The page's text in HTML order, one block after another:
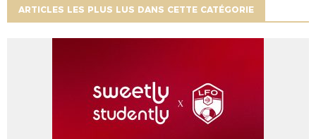
ARTICLES LES PLUS LUS DANS CETTE CATÉGORIE